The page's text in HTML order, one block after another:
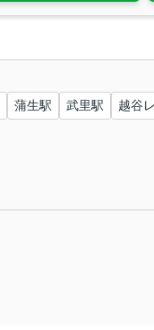
蒲生駅 武里駅 越谷